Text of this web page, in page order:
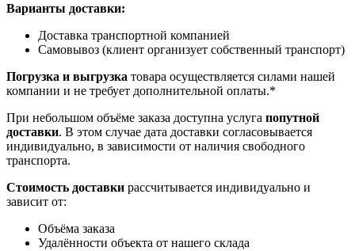
Варианты доставки:
Доставка транспортной компанией
Самовывоз (клиент организует собственный транспорт)
Погрузка и выгрузка товара осуществляется силами нашей
компании и не требует дополнительной оплаты.*
При небольшом объёме заказа доступна услуга попутной
доставки. В этом случае дата доставки согласовывается
индивидуально, в зависимости от наличия свободного
транспорта.
Стоимость доставки рассчитывается индивидуально и
зависит от:
Объёма заказа
Удалённости объекта от нашего склада